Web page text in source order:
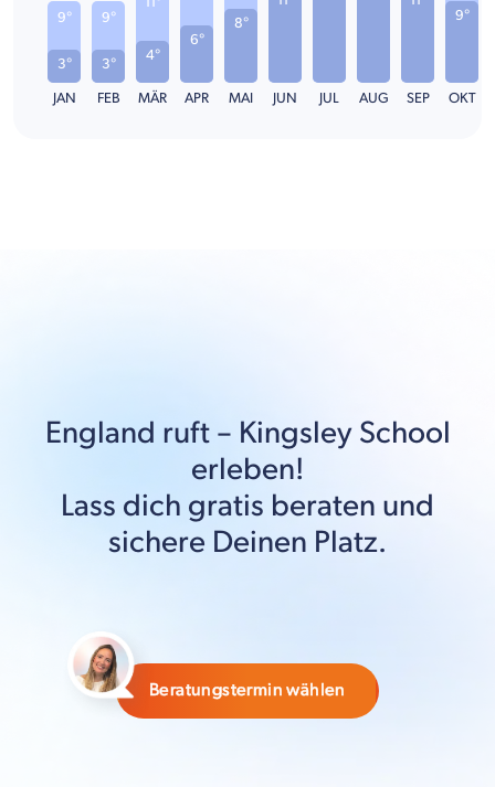
3°
9°
JAN
3°
9°
FEB
4°
MÄR
6°
APR
8°
MAI JUN JUL AUG SEP
9°
OKT
England ruft – Kingsley School
erleben!
Lass dich gratis beraten und
sichere Deinen Platz.
Beratungstermin wählen